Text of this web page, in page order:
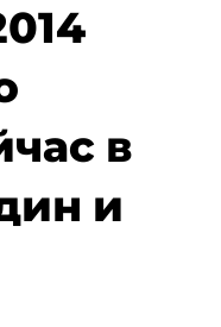
в
и